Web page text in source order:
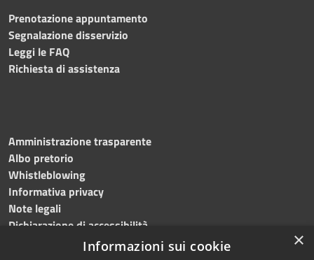
Prenotazione appuntamento
Segnalazione disservizio
Leggi le FAQ
Richiesta di assistenza
Amministrazione trasparente
Albo pretorio
Whistleblowing
Informativa privacy
Note legali
Dichiarazione di accessibilità
×
Informazioni sui cookie